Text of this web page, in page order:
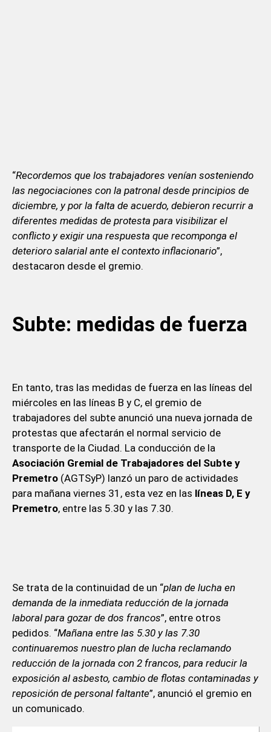
“Recordemos que los trabajadores venían sosteniendo
las negociaciones con la patronal desde principios de
diciembre, y por la falta de acuerdo, debieron recurrir a
diferentes medidas de protesta para visibilizar el
conflicto y exigir una respuesta que recomponga el
deterioro salarial ante el contexto inflacionario”,
destacaron desde el gremio.
Subte: medidas de fuerza
En tanto, tras las medidas de fuerza en las líneas del
miércoles en las líneas B y C, el gremio de
trabajadores del subte anunció una nueva jornada de
protestas que afectarán el normal servicio de
transporte de la Ciudad. La conducción de la
Asociación Gremial de Trabajadores del Subte y
Premetro (AGTSyP) lanzó un paro de actividades
para mañana viernes 31, esta vez en las líneas D, E y
Premetro, entre las 5.30 y las 7.30.
Se trata de la continuidad de un “plan de lucha en
demanda de la inmediata reducción de la jornada
laboral para gozar de dos francos”, entre otros
pedidos. “Mañana entre las 5.30 y las 7.30
continuaremos nuestro plan de lucha reclamando
reducción de la jornada con 2 francos, para reducir la
exposición al asbesto, cambio de flotas contaminadas y
reposición de personal faltante”, anunció el gremio en
un comunicado.